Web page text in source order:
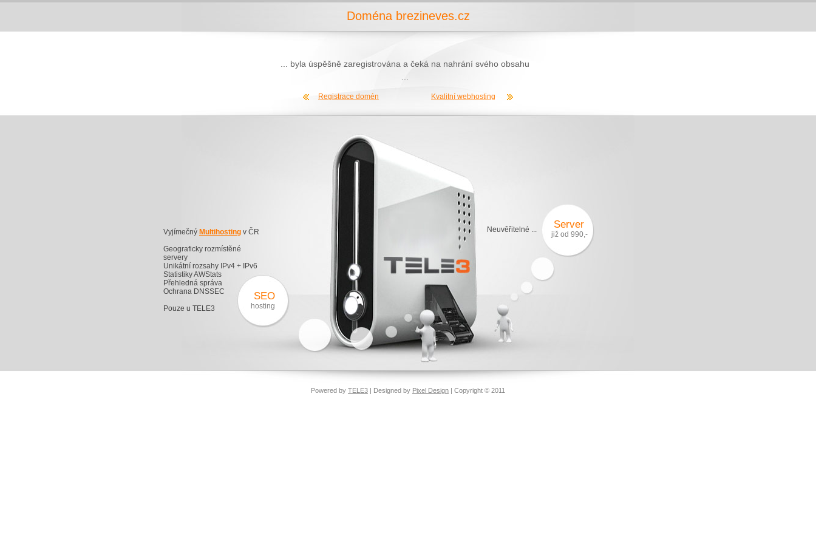
Doména brezineves.cz
... byla úspěšně zaregistrována a čeká na nahrání svého obsahu
Registrace domén Kvalitní webhosting
Vyjímečný Multihosting v ČR
Geograficky rozmístěné
servery
Unikátní rozsahy IPv4 + IPv6
Statistiky AWStats
Přehledná správa
Ochrana DNSSEC
Pouze u TELE3
SEO
hosting
Neuvěřitelné ... Server
již od 990,-
Powered by TELE3 | Designed by Pixel Design | Copyright © 2011